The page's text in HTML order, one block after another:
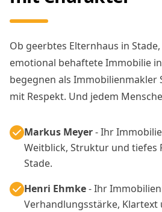
Ob geerbtes Elternhaus in
emotional behaftete Immobilie
begegnen als Immobilienmakler
mit Respekt. Und jedem
Markus Meyer- Ihr
Weitblick, Struktur und tiefes
Stade.
Henri Ehmke- Ihr
Verhandlungsstärke, Klartext